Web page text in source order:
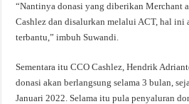
“Nantinya donasi yang diberikan Merchant
Cashlez dan disalurkan melalui ACT, hal ini
terbantu,” imbuh Suwandi.
Sementara itu CCO Cashlez, Hendrik
donasi akan berlangsung selama 3 bulan,
Januari 2022. Selama itu pula penyaluran